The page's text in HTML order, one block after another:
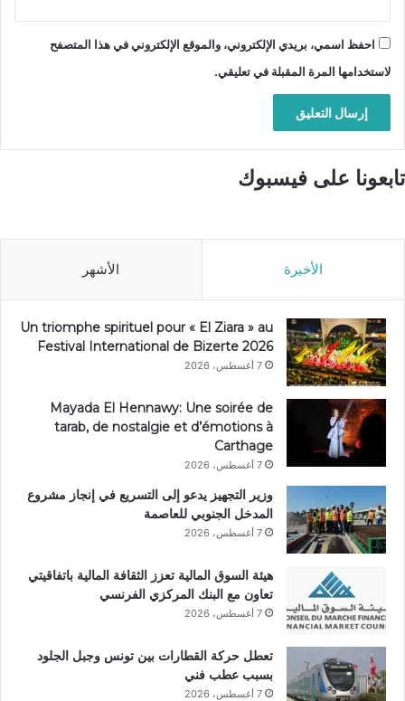
احفظ اسمي، بريدي الإلكتروني، والموقع الإلكتروني في هذا المتصفح
لاستخدامها المرة المقبلة في تعليقي.
تابعونا على فيسبوك
الأخيرة الأشهر
Un triomphe spirituel pour « El Ziara » au
Festival International de Bizerte 2026
7 أغسطس، 2026
Mayada El Hennawy: Une soirée de
tarab, de nostalgie et d’émotions à
Carthage
7 أغسطس، 2026
وزير التجهيز يدعو إلى التسريع في إنجاز مشروع
المدخل الجنوبي للعاصمة
7 أغسطس، 2026
هيئة السوق المالية تعزز الثقافة المالية باتفاقيتي
تعاون مع البنك المركزي الفرنسي
7 أغسطس، 2026
تعطل حركة القطارات بين تونس وجبل الجلود
بسبب عطب فني
7 أغسطس، 2026